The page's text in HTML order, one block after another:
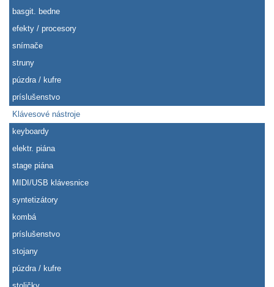
basgit. bedne
efekty / procesory
snímače
struny
púzdra / kufre
príslušenstvo
Klávesové nástroje
keyboardy
elektr. piána
stage piána
MIDI/USB klávesnice
syntetizátory
kombá
príslušenstvo
stojany
púzdra / kufre